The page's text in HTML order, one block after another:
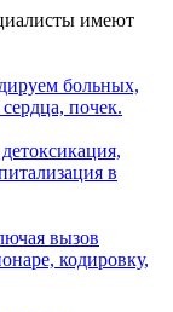
имеют
больных,
почек.
в
вызов
кодировку,